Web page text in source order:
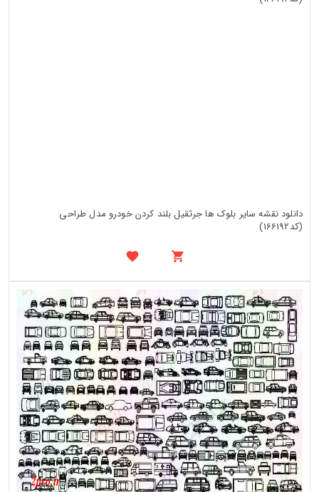
دانلود نقشه سایر بلوک ها جرثقیل بلند کردن خودرو مدل طراحی
(کد166192)